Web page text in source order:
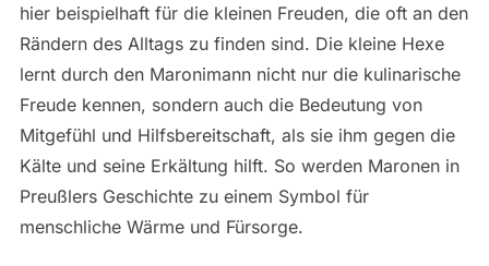
hier beispielhaft für die kleinen Freuden, die oft an den
Rändern des Alltags zu finden sind. Die kleine Hexe
lernt durch den Maronimann nicht nur die kulinarische
Freude kennen, sondern auch die Bedeutung von
Mitgefühl und Hilfsbereitschaft, als sie ihm gegen die
Kälte und seine Erkältung hilft. So werden Maronen in
Preußlers Geschichte zu einem Symbol für
menschliche Wärme und Fürsorge.